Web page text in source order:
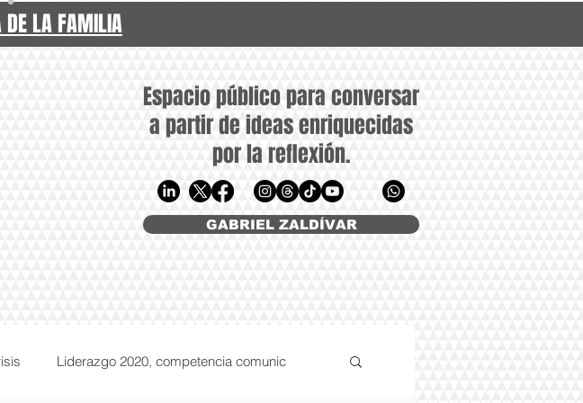
DE LA FAMILIA
gabrielzaldivar@gzcomunicacion.mx
Espacio público para conversar
a partir de ideas enriquecidas
por la reflexión.
GABRIEL ZALDÍVAR
Liderazgo 2020, competencia comunic